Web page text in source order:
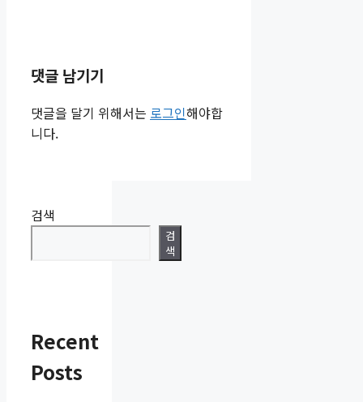
댓글 남기기
댓글을 달기 위해서는 로그인해야합
니다.
검색
검
색
Recent
Posts